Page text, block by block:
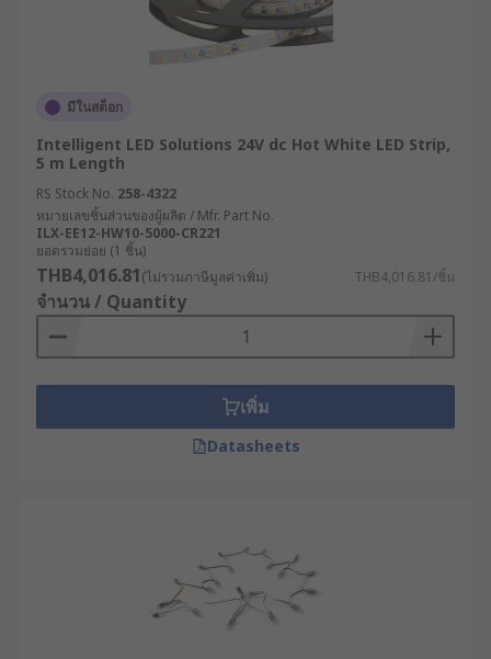
มีในสต็อก
Intelligent LED Solutions 24V dc Hot White LED Strip,
5 m Length
RS Stock No. 258-4322
หมายเลขชิ้นส่วนของผู้ผลิต / Mfr. Part No.
ILX-EE12-HW10-5000-CR221
ยอดรวมย่อย (1 ชิ้น)
THB4,016.81(ไม่รวมภาษีมูลค่าเพิ่ม) THB4,016.81/ชิ้น
จำนวน / Quantity
เพิ่ม
Datasheets